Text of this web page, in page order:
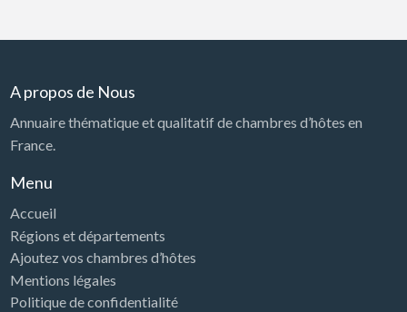
A propos de Nous
Annuaire thématique et qualitatif de chambres d’hôtes en
France.
Menu
Accueil
Régions et départements
Ajoutez vos chambres d’hôtes
Mentions légales
Politique de confidentialité